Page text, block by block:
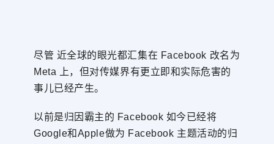
尽管 近全球的眼光都汇集在 Facebook 改名为
Meta 上，但对传媒界有更立即和实际危害的
事儿已经产生。
以前是归因霸主的 Facebook 如今已经将
Google和Apple做为 Facebook 主题活动的归